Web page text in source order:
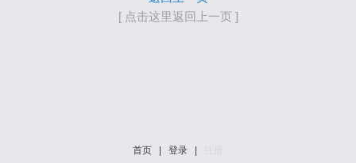
[ 点击这里返回上一页 ]
首页 登录